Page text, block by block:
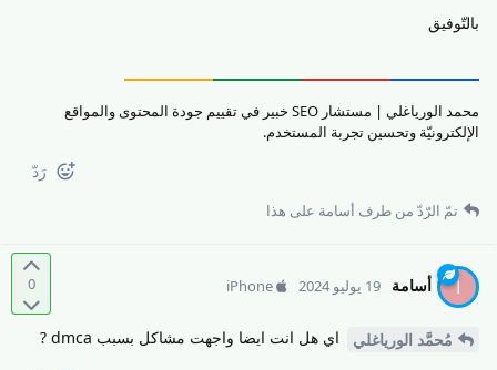
بالتّوفيق
محمد الورياغلي | مستشار SEO خبير في تقييم جودة المحتوى والمواقع
الإلكترونيّة وتحسين تجربة المستخدم.
رَدّ
تمّ الرّدّ من طرف أسامة على هذا
0 أ أسامة 19 يوليو 2024 iPhone
مُحمَّد الورياغلي اي هل انت ايضا واجهت مشاكل بسبب dmca ?